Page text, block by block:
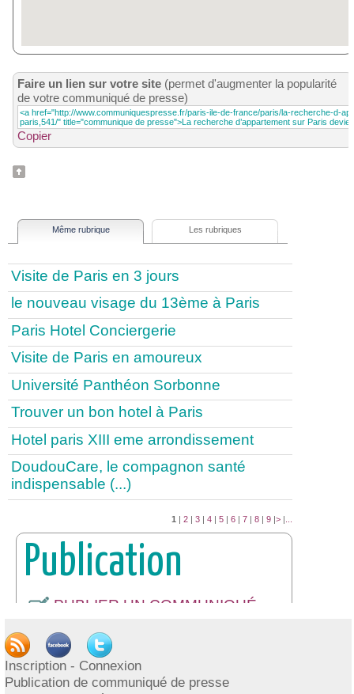
Faire un lien sur votre site (permet d'augmenter la popularité
de votre communiqué de presse)
Copier
Même rubrique Les rubriques
Visite de Paris en 3 jours
le nouveau visage du 13ème à Paris
Paris Hotel Conciergerie
Visite de Paris en amoureux
Université Panthéon Sorbonne
Trouver un bon hotel à Paris
Hotel paris XIII eme arrondissement
DoudouCare, le compagnon santé
indispensable (...)
1 |2 |3 |4 |5 |6 |7 |8 |9 |>
Publication
PUBLIER UN COMMUNIQUÉ
INSCRIPTION / CONNEXION
Inscription - Connexion
Publication de communiqué de presse